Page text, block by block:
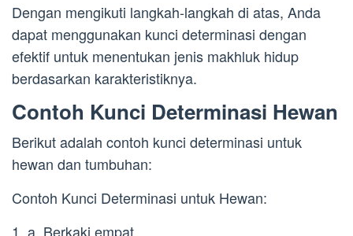
Dengan mengikuti langkah-langkah di atas, Anda
dapat menggunakan kunci determinasi dengan
efektif untuk menentukan jenis makhluk hidup
berdasarkan karakteristiknya.
Contoh Kunci Determinasi Hewan
Berikut adalah contoh kunci determinasi untuk
hewan dan tumbuhan:
Contoh Kunci Determinasi untuk Hewan:
1. a. Berkaki empat